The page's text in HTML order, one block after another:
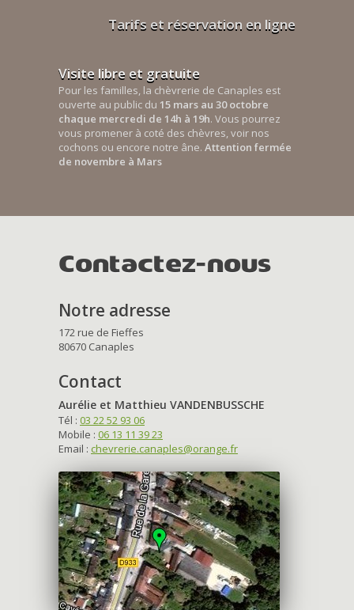
Tarifs et réservation en ligne
Visite libre et gratuite
Pour les familles, la chèvrerie de Canaples est
ouverte au public du 15 mars au 30 octobre
chaque mercredi de 14h à 19h. Vous pourrez
vous promener à coté des chèvres, voir nos
cochons ou encore notre âne. Attention fermée
de novembre à Mars
Contactez-nous
Notre adresse
172 rue de Fieffes
80670 Canaples
Contact
Aurélie et Matthieu VANDENBUSSCHE
Tél : 03 22 52 93 06
Mobile : 06 13 11 39 23
Email : chevrerie.canaples@orange.fr